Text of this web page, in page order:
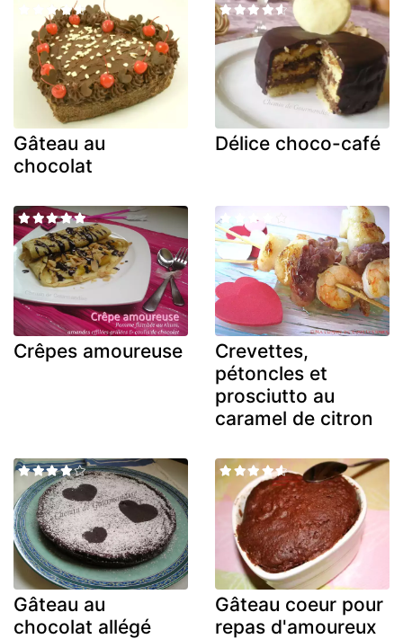
Gâteau au
chocolat
Délice choco-café
Crêpes amoureuse
Crevettes,
pétoncles et
prosciutto au
caramel de citron
Gâteau au
chocolat allégé
Gâteau coeur pour
repas d'amoureux